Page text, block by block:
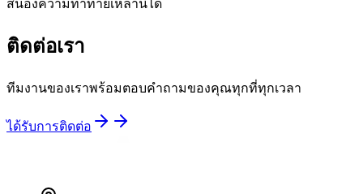
สนองความท้าทายเหล่านี้ได้
ติดต่อเรา
ทีมงานของเราพร้อมตอบคำถามของคุณทุกที่ทุกเวลา
ได้รับการติดต่อ